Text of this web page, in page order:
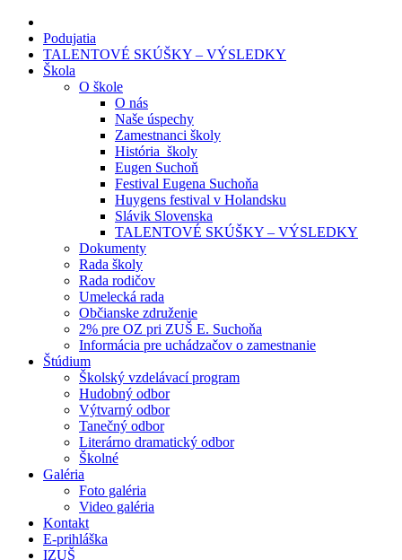
Podujatia
TALENTOVÉ SKÚŠKY – VÝSLEDKY
Škola
O škole
O nás
Naše úspechy
Zamestnanci školy
História školy
Eugen Suchoň
Festival Eugena Suchoňa
Huygens festival v Holandsku
Slávik Slovenska
TALENTOVÉ SKÚŠKY – VÝSLEDKY
Dokumenty
Rada školy
Rada rodičov
Umelecká rada
Občianske združenie
2% pre OZ pri ZUŠ E. Suchoňa
Informácia pre uchádzačov o zamestnanie
Štúdium
Školský vzdelávací program
Hudobný odbor
Výtvarný odbor
Tanečný odbor
Literárno dramatický odbor
Školné
Galéria
Foto galéria
Video galéria
Kontakt
E-prihláška
IZUŠ